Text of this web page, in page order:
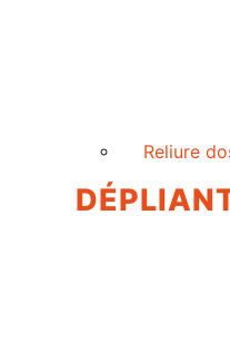
Reliure